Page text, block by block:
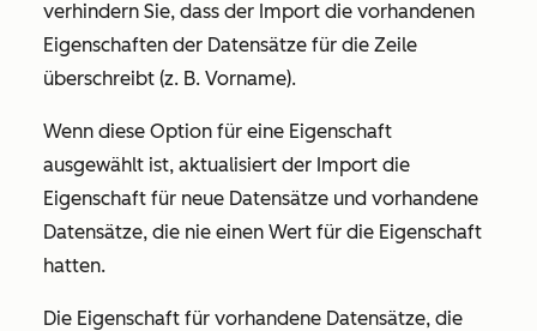
verhindern Sie, dass der Import die vorhandenen
Eigenschaften der Datensätze für die Zeile
überschreibt (z. B. Vorname).
Wenn diese Option für eine Eigenschaft
ausgewählt ist, aktualisiert der Import die
Eigenschaft für neue Datensätze und vorhandene
Datensätze, die nie einen Wert für die Eigenschaft
hatten.
Die Eigenschaft für vorhandene Datensätze, die